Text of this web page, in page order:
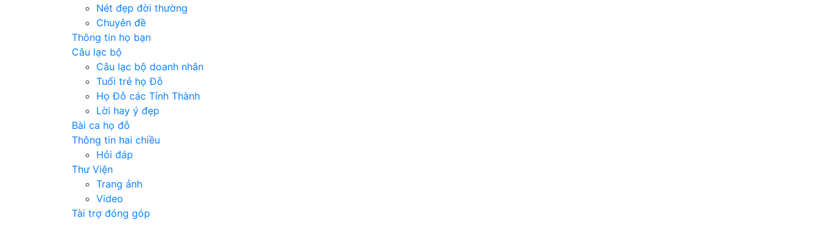
Nét đẹp đời thường
Chuyên đề
Thông tin họ bạn
Câu lạc bộ
Câu lạc bộ doanh nhân
Tuổi trẻ họ Đỗ
Họ Đỗ các Tỉnh Thành
Lời hay ý đẹp
Bài ca họ đỗ
Thông tin hai chiều
Hỏi đáp
Thư Viện
Trang ảnh
Video
Tài trợ đóng góp